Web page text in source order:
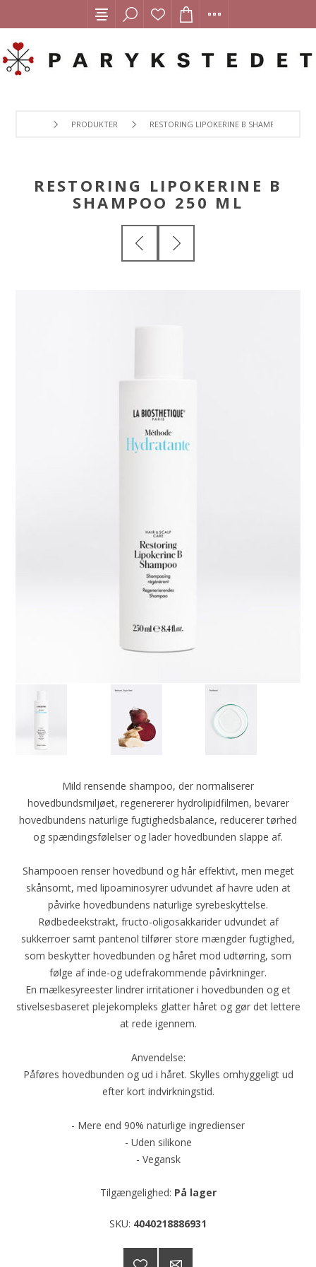
PRODUKTER RESTORING LIPOKERINE B SHAMPOO 250 ML
RESTORING LIPOKERINE B
SHAMPOO 250 ML
Mild rensende shampoo, der normaliserer
hovedbundsmiljøet, regenererer hydrolipidfilmen, bevarer
hovedbundens naturlige fugtighedsbalance, reducerer tørhed
og spændingsfølelser og lader hovedbunden slappe af.
Shampooen renser hovedbund og hår effektivt, men meget
skånsomt, med lipoaminosyrer udvundet af havre uden at
påvirke hovedbundens naturlige syrebeskyttelse.
Rødbedeekstrakt, fructo-oligosakkarider udvundet af
sukkerroer samt pantenol tilfører store mængder fugtighed,
som beskytter hovedbunden og håret mod udtørring, som
følge af inde-og udefrakommende påvirkninger.
En mælkesyreester lindrer irritationer i hovedbunden og et
stivelsesbaseret plejekompleks glatter håret og gør det lettere
at rede igennem.
Anvendelse:
Påføres hovedbunden og ud i håret. Skylles omhyggeligt ud
efter kort indvirkningstid.
- Mere end 90% naturlige ingredienser
- Uden silikone
- Vegansk
Tilgængelighed: På lager
SKU: 4040218886931